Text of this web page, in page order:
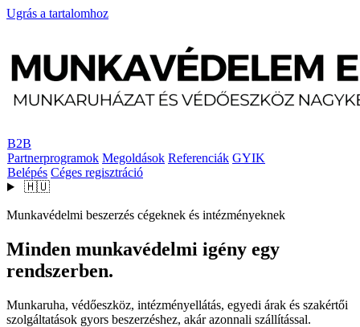
Ugrás a tartalomhoz
B2B
Partnerprogramok Megoldások Referenciák GYIK
Belépés Céges regisztráció
🇭🇺
Munkavédelmi beszerzés cégeknek és intézményeknek
Minden munkavédelmi igény egy
rendszerben.
Munkaruha, védőeszköz, intézményellátás, egyedi árak és szakértői
szolgáltatások gyors beszerzéshez, akár azonnali szállítással.